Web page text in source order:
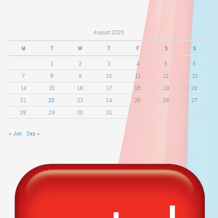
August 2023
M T W T F S S
1 2 3 4 5
6
7
8 9 10 11 12
13
14
15 16 17 18 19
20
21
22 23 24 25 26
27
28
29 30 31
« Jun Sep »